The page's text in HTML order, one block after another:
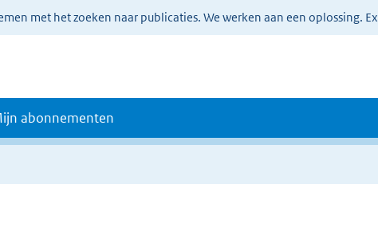
met het zoeken naar publicaties. We werken aan een oplossing.
abonnementen